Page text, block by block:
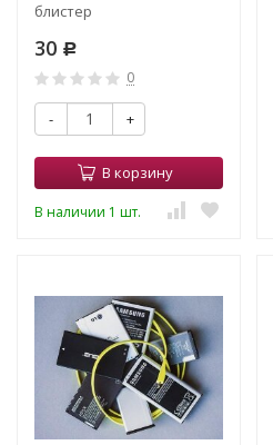
блистер
30 Р
0
- +
В корзину
В наличии 1 шт.